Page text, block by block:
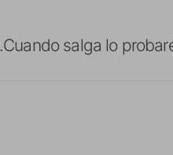
salga lo